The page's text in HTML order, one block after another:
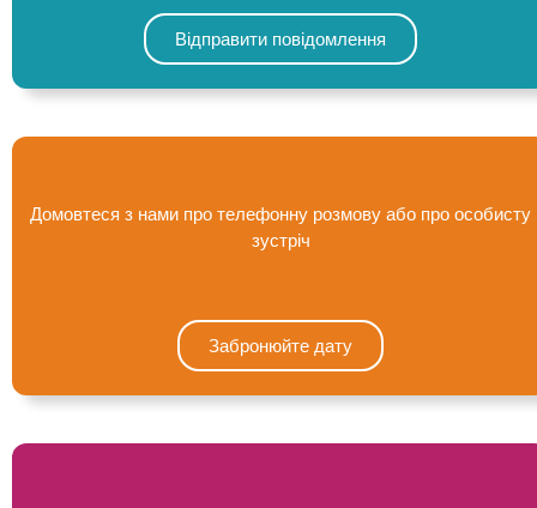
Відправити повідомлення
Домовтеся з нами про телефонну розмову або про особисту
зустріч
Забронюйте дату